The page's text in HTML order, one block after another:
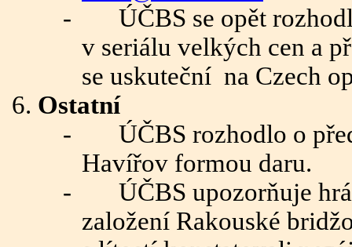
-
ÚČBS se opět
v seriálu velkých cen a
se uskuteční na Czech
Ostatní
-
ÚČBS rozhodlo o
Havířov formou daru.
-
ÚČBS upozorňuje
založení Rakouské